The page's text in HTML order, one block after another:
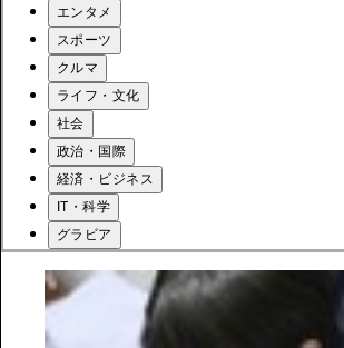
エンタメ
スポーツ
クルマ
ライフ・文化
社会
政治・国際
経済・ビジネス
IT・科学
グラビア